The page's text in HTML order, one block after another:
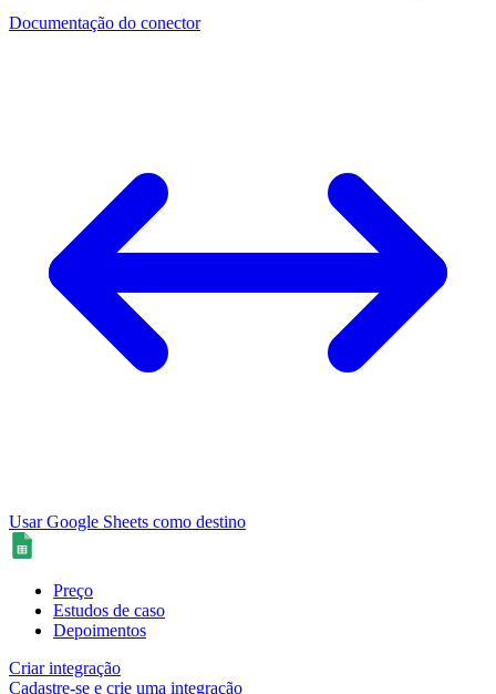
Documentação do conector
Usar Google Sheets como destino
Preço
Estudos de caso
Depoimentos
Criar integração
Cadastre-se e crie uma integração